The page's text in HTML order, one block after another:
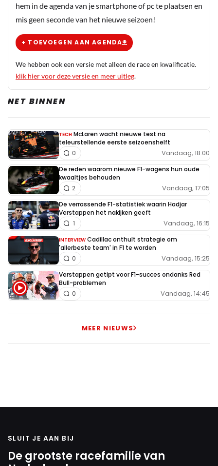
hem in de agenda van je smartphone of pc te plaatsen en
mis geen seconde van het nieuwe seizoen!
+ TOEVOEGEN AAN AGENDA
We hebben ook een versie met alleen de race en kwalificatie.
klik hier voor deze versie en meer uitleg.
NET BINNEN
TECH McLaren wacht nieuwe test na
teleurstellende eerste seizoenshelft
Vandaag, 18:00
0
De reden waarom nieuwe F1-wagens hun oude
kwaaltjes behouden
Vandaag, 17:05
2
De verrassende F1-statistiek waarin Hadjar
Verstappen het nakijken geeft
Vandaag, 16:15
1
INTERVIEW Cadillac onthult strategie om
'allerbeste team' in F1 te worden
Vandaag, 15:25
0
Verstappen getipt voor F1-succes ondanks Red
Bull-problemen
Vandaag, 14:45
0
MEER NIEUWS
SLUIT JE AAN BIJ
De grootste racefamilie van